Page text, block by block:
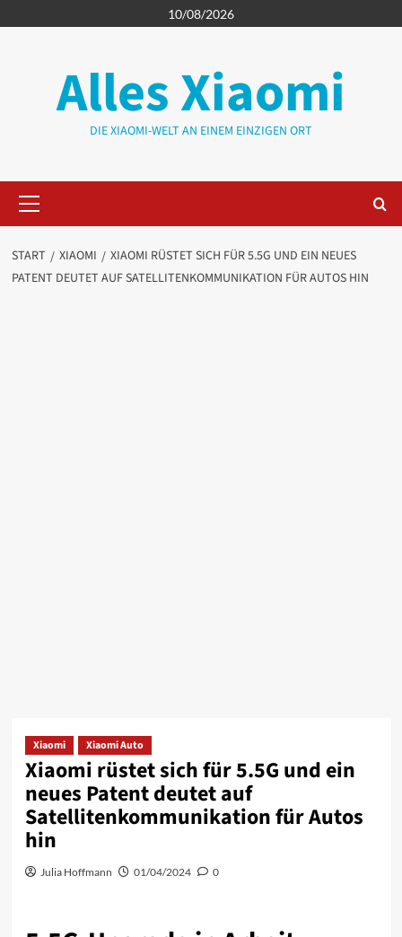
Inhalt
10/08/2026
Alles Xiaomi
DIE XIAOMI-WELT AN EINEM EINZIGEN ORT
Menü
START XIAOMI
XIAOMI RÜSTET SICH FÜR 5.5G UND EIN NEUES
PATENT DEUTET AUF SATELLITENKOMMUNIKATION FÜR AUTOS HIN
Xiaomi Xiaomi Auto
Xiaomi rüstet sich für 5.5G und ein
neues Patent deutet auf
Satellitenkommunikation für Autos
hin
Julia Hoffmann 01/04/2024 0